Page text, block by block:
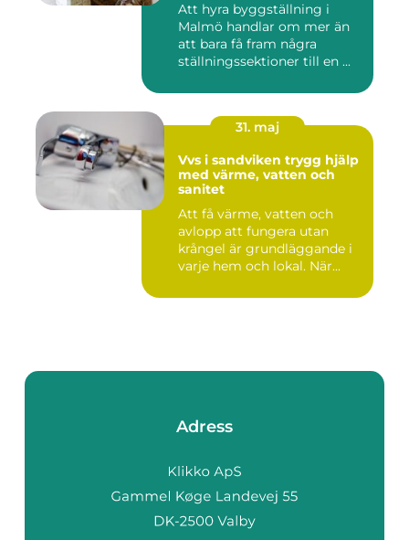
Att hyra byggställning i
Malmö handlar om mer än
att bara få fram några
ställningssektioner till en ...
31. maj
Vvs i sandviken trygg hjälp
med värme, vatten och
sanitet
Att få värme, vatten och
avlopp att fungera utan
krångel är grundläggande i
varje hem och lokal. När...
Adress